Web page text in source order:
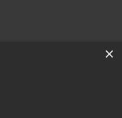
×